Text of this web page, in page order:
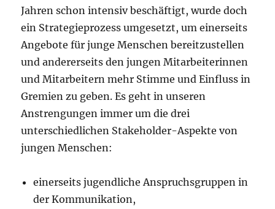
Jahren schon intensiv beschäftigt, wurde doch
ein Strategieprozess umgesetzt, um einerseits
Angebote für junge Menschen bereitzustellen
und andererseits den jungen Mitarbeiterinnen
und Mitarbeitern mehr Stimme und Einfluss in
Gremien zu geben. Es geht in unseren
Anstrengungen immer um die drei
unterschiedlichen Stakeholder-Aspekte von
jungen Menschen:
einerseits jugendliche Anspruchsgruppen in
der Kommunikation,